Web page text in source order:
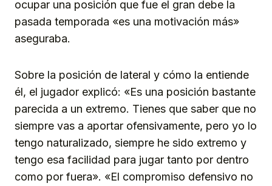
ocupar una posición que fue el gran debe la
pasada temporada «es una motivación más»
aseguraba.
Sobre la posición de lateral y cómo la entiende
él, el jugador explicó: «Es una posición bastante
parecida a un extremo. Tienes que saber que no
siempre vas a aportar ofensivamente, pero yo lo
tengo naturalizado, siempre he sido extremo y
tengo esa facilidad para jugar tanto por dentro
como por fuera». «El compromiso defensivo no